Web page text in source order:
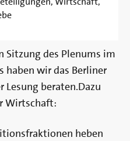
Sitzung des Plenums im
haben wir das Berliner
beraten.Dazu
Wirtschaft:
heben